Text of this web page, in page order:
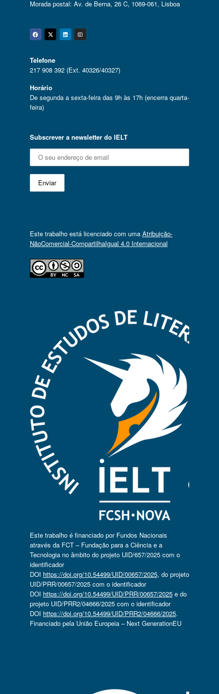
Morada postal: Av. de Berna, 26 C, 1069-061, Lisboa
Facebook
Twitter
Linkedin
Instagram
Telefone
217 908 392 (Ext. 40326/40327)
Horário
De segunda a sexta-feira das 9h às 17h (encerra quarta-
feira)
Subscrever a newsletter do IELT
Este trabalho está licenciado com uma Atribuição-
NãoComercial-CompartilhaIgual 4.0 Internacional
Este trabalho é financiado por Fundos Nacionais
através da FCT – Fundação para a Ciência e a
Tecnologia no âmbito do projeto UID/657/2025 com o
identificador
DOI https://doi.org/10.54499/UID/00657/2025, do projeto
UID/PRR/00657/2025 com o identificador
DOI https://doi.org/10.54499/UID/PRR/00657/2025e do
projeto UID/PRR2/04666/2025 com o identificador
DOI https://doi.org/10.54499/UID/PRR2/04666/2025.
Financiado pela União Europeia – Next GenerationEU